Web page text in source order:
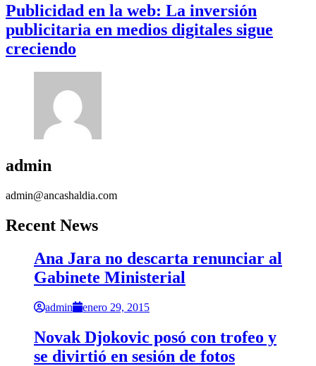
Publicidad en la web: La inversión
publicitaria en medios digitales sigue
creciendo
admin
admin@ancashaldia.com
Recent News
Ana Jara no descarta renunciar al
Gabinete Ministerial
admin enero 29, 2015
Novak Djokovic posó con trofeo y
se divirtió en sesión de fotos